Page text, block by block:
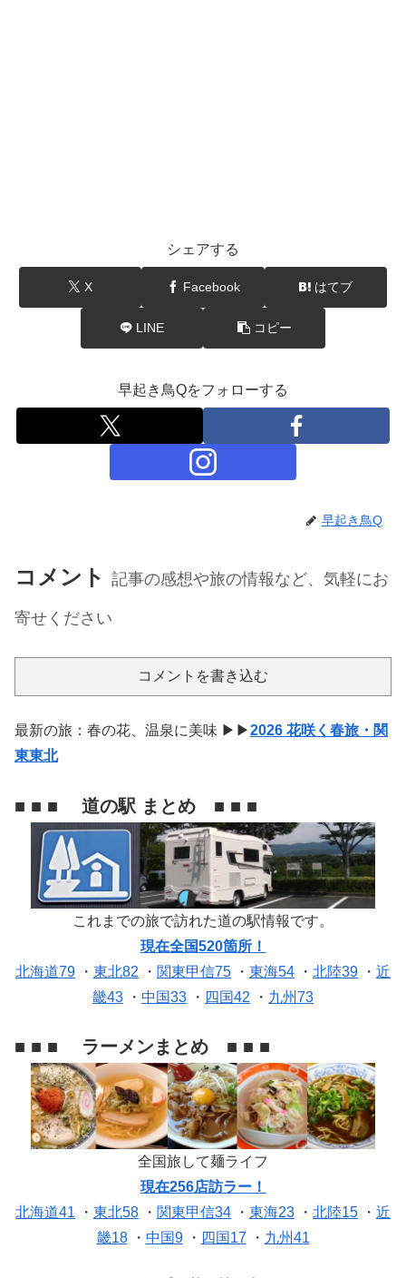
シェアする
X Facebook はてブ
LINE コピー
早起き鳥Qをフォローする
早起き鳥Q
コメント 記事の感想や旅の情報など、気軽にお
寄せください
コメントを書き込む
最新の旅：春の花、温泉に美味 ▶▶2026 花咲く春旅・関
東東北
■ ■ ■ 道の駅 まとめ ■ ■ ■
これまでの旅で訪れた道の駅情報です。
現在全国520箇所！
北海道79 ・ 東北82 ・ 関東甲信75 ・ 東海54 ・ 北陸39 ・ 近
畿43 ・ 中国33 ・ 四国42 ・ 九州73
■ ■ ■ ラーメンまとめ ■ ■ ■
全国旅して麺ライフ
現在256店訪ラー！
北海道41 ・ 東北58 ・ 関東甲信34 ・ 東海23 ・ 北陸15 ・ 近
畿18・ 中国9・ 四国17 ・ 九州41